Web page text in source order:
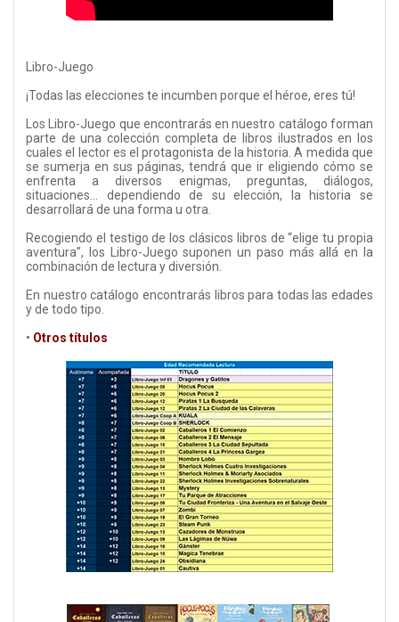
Libro-Juego
¡Todas las elecciones te incumben porque el héroe, eres tú!
Los Libro-Juego que encontrarás en nuestro catálogo forman
parte de una colección completa de libros ilustrados en los
cuales el lector es el protagonista de la historia. A medida que
se sumerja en sus páginas, tendrá que ir eligiendo cómo se
enfrenta a diversos enigmas, preguntas, diálogos,
situaciones... dependiendo de su elección, la historia se
desarrollará de una forma u otra.
Recogiendo el testigo de los clásicos libros de “elige tu propia
aventura”, los Libro-Juego suponen un paso más allá en la
combinación de lectura y diversión.
En nuestro catálogo encontrarás libros para todas las edades
y de todo tipo.
• Otros títulos